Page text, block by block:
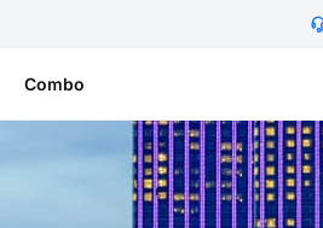
Combo